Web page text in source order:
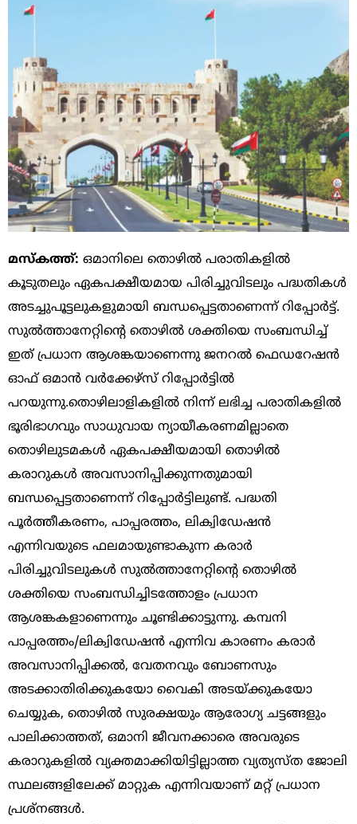
മസ്‌കത്ത്: ഒമാനിലെ തൊഴിൽ പരാതികളിൽ
കൂടുതലും ഏകപക്ഷീയമായ പിരിച്ചുവിടലും പദ്ധതികൾ
അടച്ചുപൂട്ടലുകളുമായി ബന്ധപ്പെട്ടതാണെന്ന് റിപ്പോർട്ട്.
സുൽത്താനേറ്റിന്റെ തൊഴിൽ ശക്തിയെ സംബന്ധിച്ച്
ഇത് പ്രധാന ആശങ്കയാണെന്നു ജനറൽ ഫെഡറേഷൻ
ഓഫ് ഒമാൻ വർക്കേഴ്‌സ് റിപ്പോർട്ടിൽ
പറയുന്നു.തൊഴിലാളികളിൽ നിന്ന് ലഭിച്ച പരാതികളിൽ
ഭൂരിഭാഗവും സാധുവായ ന്യായീകരണമില്ലാതെ
തൊഴിലുടമകൾ ഏകപക്ഷീയമായി തൊഴിൽ
കരാറുകൾ അവസാനിപ്പിക്കുന്നതുമായി
ബന്ധപ്പെട്ടതാണെന്ന് റിപ്പോർട്ടിലുണ്ട്. പദ്ധതി
പൂർത്തീകരണം, പാപ്പരത്തം, ലിക്വിഡേഷൻ
എന്നിവയുടെ ഫലമായുണ്ടാകുന്ന കരാർ
പിരിച്ചുവിടലുകൾ സുൽത്താനേറ്റിന്റെ തൊഴിൽ
ശക്തിയെ സംബന്ധിച്ചിടത്തോളം പ്രധാന
ആശങ്കകളാണെന്നും ചൂണ്ടിക്കാട്ടുന്നു. കമ്പനി
പാപ്പരത്തം/ലിക്വിഡേഷൻ എന്നിവ കാരണം കരാർ
അവസാനിപ്പിക്കൽ, വേതനവും ബോണസും
അടക്കാതിരിക്കുകയോ വൈകി അടയ്ക്കുകയോ
ചെയ്യുക, തൊഴിൽ സുരക്ഷയും ആരോഗ്യ ചട്ടങ്ങളും
പാലിക്കാത്തത്, ഒമാനി ജീവനക്കാരെ അവരുടെ
കരാറുകളിൽ വ്യക്തമാക്കിയിട്ടില്ലാത്ത വ്യത്യസ്ത ജോലി
സ്ഥലങ്ങളിലേക്ക് മാറ്റുക എന്നിവയാണ് മറ്റ് പ്രധാന
പ്രശ്‌നങ്ങൾ.